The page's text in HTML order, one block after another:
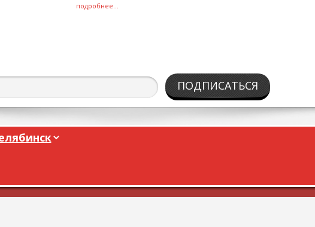
подробнее...
ПОДПИСАТЬСЯ